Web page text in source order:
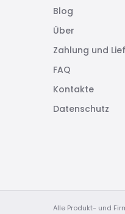
Blog
Über
Zahlung und
FAQ
Kontakte
Datenschutz
Alle Produkt- und